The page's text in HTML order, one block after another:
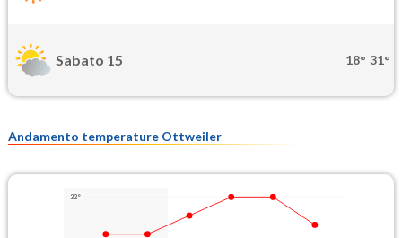
Sabato 15 18° 31°
Andamento temperature Ottweiler
32°